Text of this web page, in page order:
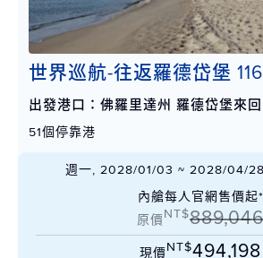
世界巡航-往返羅德岱堡
出發港口：佛羅里達州 羅德岱堡來回
51個停靠港
週一, 2028/01/03 ~ 2028/04/
內艙每人官網售價起*
原價NT$889,046
現價NT$494,198